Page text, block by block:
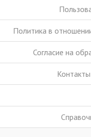
Политика в
Согласие на